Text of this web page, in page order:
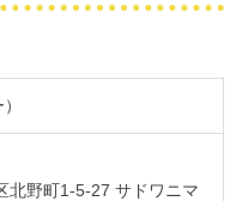
北野町1-5-27 サドワニマ